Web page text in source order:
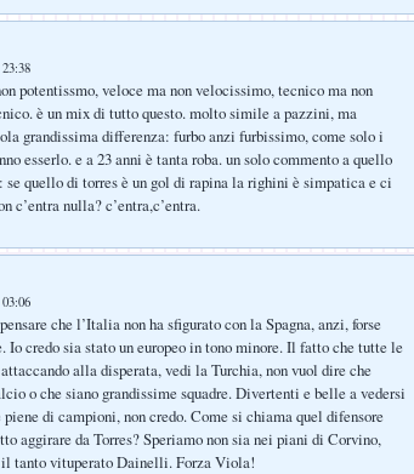
potentissmo, veloce ma non velocissimo, tecnico ma non
è un mix di tutto questo. molto simile a pazzini, ma
grandissima differenza: furbo anzi furbissimo, come solo i
esserlo. e a 23 anni è tanta roba. un solo commento a quello
se quello di torres è un gol di rapina la righini è simpatica e ci
c’entra nulla? c’entra,c’entra.
che l’Italia non ha sfigurato con la Spagna, anzi, forse
Io credo sia stato un europeo in tono minore. Il fatto che tutte le
alla disperata, vedi la Turchia, non vuol dire che
o che siano grandissime squadre. Divertenti e belle a vedersi
di campioni, non credo. Come si chiama quel difensore
aggirare da Torres? Speriamo non sia nei piani di Corvino,
tanto vituperato Dainelli. Forza Viola!